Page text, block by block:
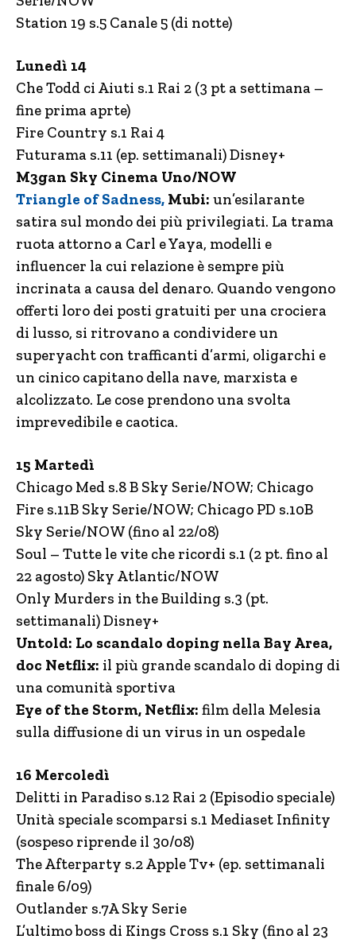
Station 19 s.5 Canale 5 (di notte)
Lunedì 14
Che Todd ci Aiuti s.1 Rai 2 (3 pt a settimana –
fine prima aprte)
Fire Country s.1 Rai 4
Futurama s.11 (ep. settimanali) Disney+
M3gan Sky Cinema Uno/NOW
Triangle of Sadness, Mubi: un’esilarante
satira sul mondo dei più privilegiati. La trama
ruota attorno a Carl e Yaya, modelli e
influencer la cui relazione è sempre più
incrinata a causa del denaro. Quando vengono
offerti loro dei posti gratuiti per una crociera
di lusso, si ritrovano a condividere un
superyacht con trafficanti d’armi, oligarchi e
un cinico capitano della nave, marxista e
alcolizzato. Le cose prendono una svolta
imprevedibile e caotica.
15 Martedì
Chicago Med s.8 B Sky Serie/NOW; Chicago
Fire s.11B Sky Serie/NOW; Chicago PD s.10B
Sky Serie/NOW (fino al 22/08)
Soul – Tutte le vite che ricordi s.1 (2 pt. fino al
22 agosto) Sky Atlantic/NOW
Only Murders in the Building s.3 (pt.
settimanali) Disney+
Untold: Lo scandalo doping nella Bay Area,
doc Netflix: il più grande scandalo di doping di
una comunità sportiva
Eye of the Storm, Netflix: film della Melesia
sulla diffusione di un virus in un ospedale
16 Mercoledì
Delitti in Paradiso s.12 Rai 2 (Episodio speciale)
Unità speciale scomparsi s.1 Mediaset Infinity
(sospeso riprende il 30/08)
The Afterparty s.2 Apple Tv+ (ep. settimanali
finale 6/09)
Outlander s.7A Sky Serie
L’ultimo boss di Kings Cross s.1 Sky (fino al 23